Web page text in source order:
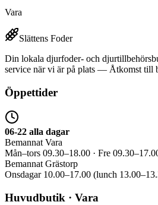
Vara
Slättens Foder
Din lokala djurfoder- och
service när vi är på plats — Åtkomst till
Öppettider
06-22 alla dagar
Bemannat Vara
Mån–tors 09.30–18.00 · Fre
Bemannat Grästorp
Onsdagar 10.00–17.00 (lunch
Huvudbutik · Vara